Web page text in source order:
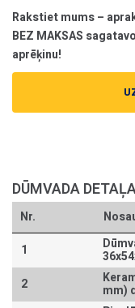
Rakstiet mums –
BEZ MAKSAS
aprēķinu!
DŪMVADA
Nr.
1
2
mm)